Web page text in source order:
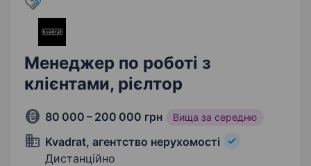
Менеджер по роботі з
клієнтами, рієлтор
80 000 – 200 000 грн Вища за середню
Kvadrat, агентство нерухомості
Дистанційно